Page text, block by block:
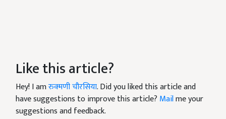
Like this article?
Hey! I amरुक्मणी चौरसिया. Did you liked this article and
have suggestions to improve this article? Mailme your
suggestions and feedback.